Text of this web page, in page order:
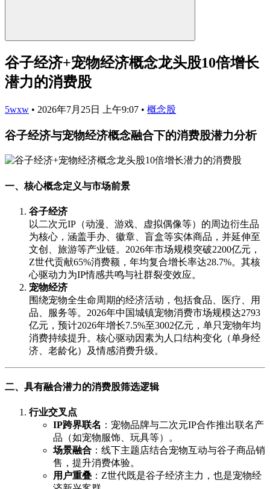
谷子经济+宠物经济概念龙头股10倍增长
潜力的消费股
5wxw • 2026年7月25日 上午9:07 • 概念股
谷子经济与宠物经济概念融合下的消费股潜力分析
一、核心概念定义与市场前景
谷子经济
以二次元IP（动漫、游戏、虚拟偶像等）的周边衍生品
为核心，涵盖手办、徽章、盲盒等实体商品，并延伸至
文创、旅游等产业链。2026年市场规模突破2200亿元，
Z世代贡献65%消费额，年均复合增长率达28.7%。其核
心驱动力为IP情感共鸣与社群裂变效应。
宠物经济
围绕宠物全生命周期的经济活动，包括食品、医疗、用
品、服务等。2026年中国城镇宠物消费市场规模达2793
亿元，预计2026年增长7.5%至3002亿元，单只宠物年均
消费持续提升。核心驱动因素为人口结构变化（单身经
济、老龄化）及情感消费升级。
二、具有融合潜力的消费股筛选逻辑
行业交叉点
IP跨界联名 ：宠物品牌与二次元IP合作推出联名产
品（如宠物服饰、玩具等）。
场景融合 ：线下主题店结合宠物互动与谷子商品销
售，提升消费体验。
用户重叠 ：Z世代既是谷子经济主力，也是宠物经